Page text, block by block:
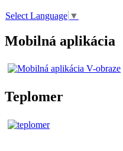
Select Language ▼
Mobilná aplikácia
Teplomer